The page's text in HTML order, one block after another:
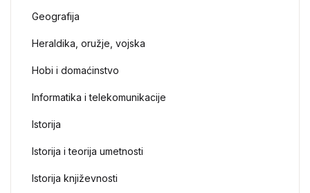
Geografija
Heraldika, oružje, vojska
Hobi i domaćinstvo
Informatika i telekomunikacije
Istorija
Istorija i teorija umetnosti
Istorija književnosti